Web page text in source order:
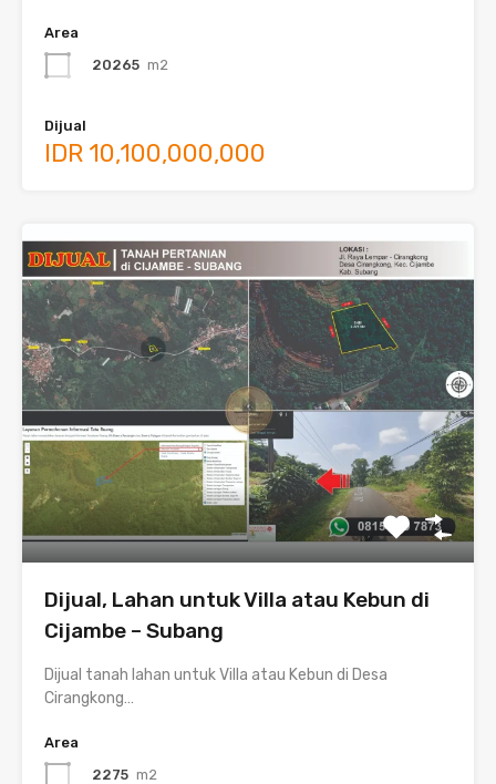
Area
20265 m2
Dijual
IDR 10,100,000,000
Dijual, Lahan untuk Villa atau Kebun di
Cijambe – Subang
Dijual tanah lahan untuk Villa atau Kebun di Desa
Cirangkong…
Area
2275 m2